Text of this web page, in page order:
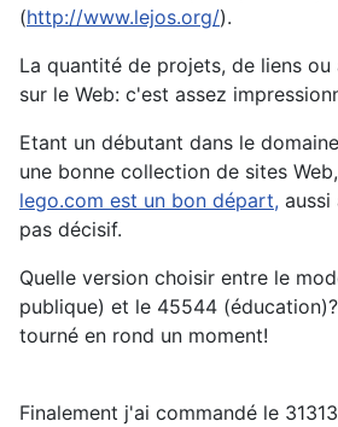
(http://www.lejos.org/).
La quantité de projets, de liens
sur le Web: c'est assez
Etant un débutant dans le
une bonne collection de sites
lego.com est un bon départ, aussi
pas décisif.
Quelle version choisir entre le
publique) et le 45544
tourné en rond un moment!
Finalement j'ai commandé le